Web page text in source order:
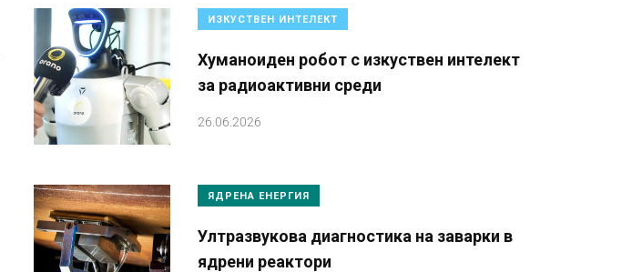
ИЗКУСТВЕН ИНТЕЛЕКТ
Хуманоиден робот с изкуствен интелект
за радиоактивни среди
26.06.2026
ЯДРЕНА ЕНЕРГИЯ
Ултразвукова диагностика на заварки в
ядрени реактори